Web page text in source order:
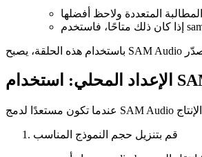
قم بتنزيل حجم النموذج المناسب